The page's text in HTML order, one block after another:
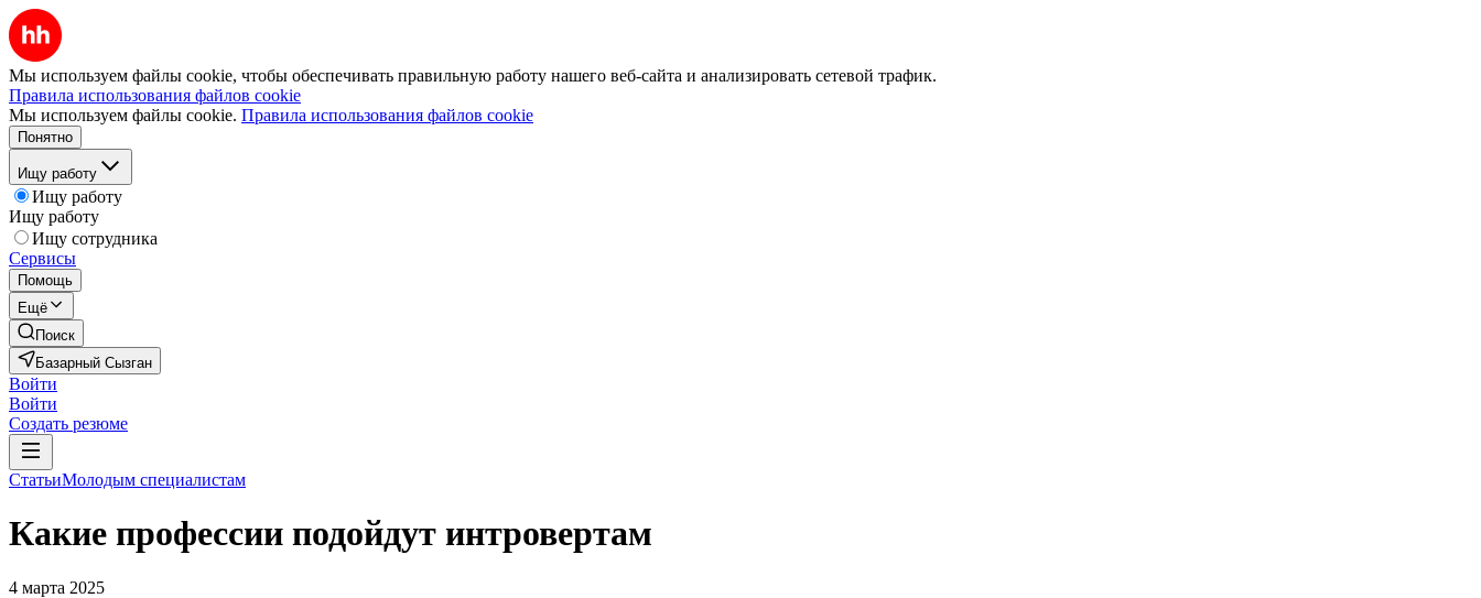
Мы используем файлы cookie, чтобы обеспечивать правильную работу нашего веб-сайта и анализировать сетевой трафик.
Правила использования файлов cookie
Мы используем файлы cookie. Правила использования файлов cookie
Понятно
Ищу работу
Ищу работу
Ищу работу
Ищу сотрудника
Сервисы
Помощь
Ещё
Поиск
Базарный Сызган
Войти
Войти
Создать резюме
СтатьиМолодым специалистам
Какие профессии подойдут интровертам
4 марта 2025